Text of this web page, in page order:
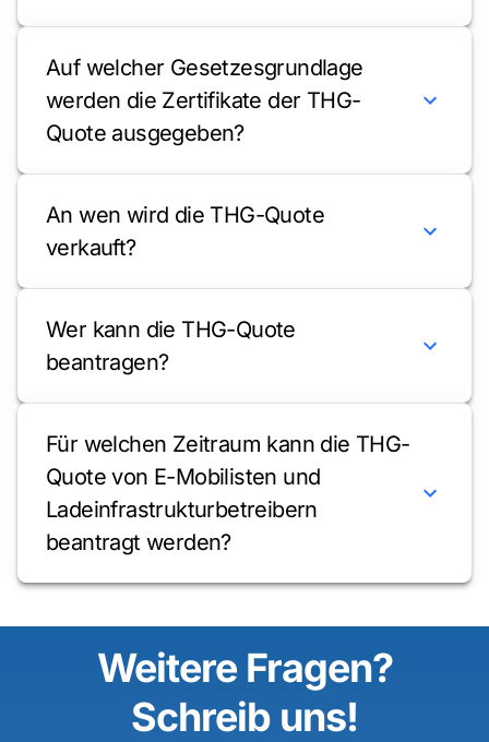
Auf welcher Gesetzesgrundlage
werden die Zertifikate der THG-
Quote ausgegeben?
An wen wird die THG-Quote
verkauft?
Wer kann die THG-Quote
beantragen?
Für welchen Zeitraum kann die THG-
Quote von E-Mobilisten und
Ladeinfrastrukturbetreibern
beantragt werden?
Weitere Fragen?
Schreib uns!